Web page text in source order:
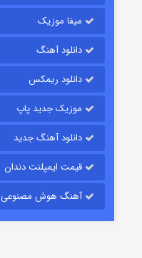
قسمت
میفا موزیک
دانلود آهنگ
دانلود ریمکس
موزیک جدید پاپ
دانلود آهنگ جدید
قیمت ایمپلنت دندان
آهنگ هوش مصنوعی